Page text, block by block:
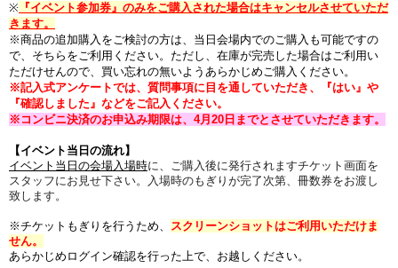
※ 『イベント参加券』のみをご購入された場合はキャンセルさせていただ
きます。
※商品の追加購入をご検討の方は、当日会場内でのご購入も可能ですの
で、そちらをご利用ください。ただし、在庫が完売した場合はご利用い
ただけせんので、買い忘れの無いようあらかじめご購入ください。
※記入式アンケートでは、質問事項に目を通していただき、『はい』や
『確認しました』などをご記入ください。
※ コンビニ決済のお申込み期限は、4月20 日までとさせていただきます。
【イベント当日の流れ】
イベント当日の会場入場時に、 ご購入後に発行されますチケット画面を
スタッフにお見せ下さい。
入場時のもぎりが完了次第、冊数券をお渡し
致します。
※チケットもぎりを行うため、 スクリーンショットはご利用いただけま
せん。
あらかじめログイン確認を行った上で、お越しください。